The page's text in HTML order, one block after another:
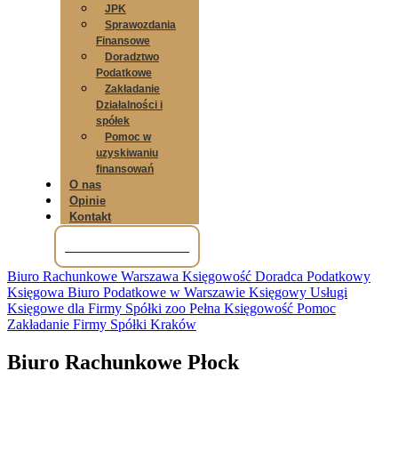
JPK
Sprawozdania
Finansowe
Doradztwo
Podatkowe
Zakładanie
Działalności i
spółek
Pomoc w
uzyskiwaniu
finansowań
O nas
Opinie
Kontakt
Biuro Rachunkowe Warszawa Księgowość Doradca Podatkowy
Księgowa Biuro Podatkowe w Warszawie Księgowy Usługi
Księgowe dla Firmy Spółki zoo Pełna Księgowość Pomoc
Zakładanie Firmy Spółki Kraków
Biuro Rachunkowe Płock